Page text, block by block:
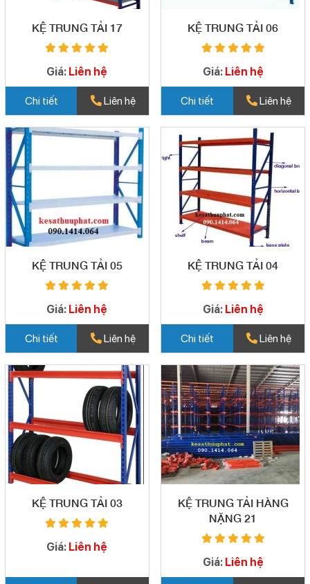
KỆ TRUNG TẢI 17
Giá: Liên hệ
Chi tiết Liên hệ
KỆ TRUNG TẢI 06
Giá: Liên hệ
Chi tiết Liên hệ
KỆ TRUNG TẢI 05
Giá: Liên hệ
Chi tiết Liên hệ
KỆ TRUNG TẢI 04
Giá: Liên hệ
Chi tiết Liên hệ
KỆ TRUNG TẢI 03
Giá: Liên hệ
KỆ TRUNG TẢI HÀNG
NẶNG 21
Giá: Liên hệ